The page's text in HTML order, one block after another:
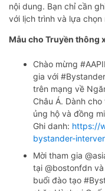
nội dung. Bạn chỉ cần
với lịch trình và lựa
Mẫu cho Truyền thông
Chào mừng
gia với
trên mạng về
Châu Á. Dành
ủng hộ và đồng
Ghi danh: https://
bystander-
Mời tham gia
tại @bostonfdn
buổi đào tạo